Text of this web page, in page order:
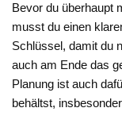
Bevor du überhaupt
musst du einen
Schlüssel, damit du
auch am Ende das
Planung ist auch
behältst,